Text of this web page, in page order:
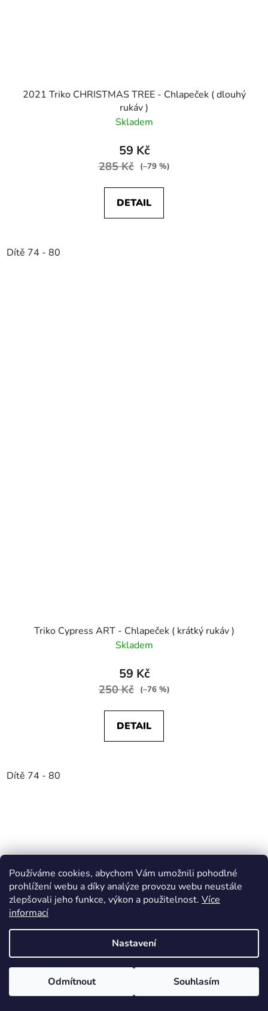
Používáme cookies, abychom Vám umožnili pohodlné
prohlížení webu a díky analýze provozu webu neustále
zlepšovali jeho funkce, výkon a použitelnost. Více
informací
Nastavení
Odmítnout Souhlasím
2021 Triko CHRISTMAS TREE - Chlapeček ( dlouhý
rukáv )
Skladem
59 Kč
285 Kč (–79 %)
DETAIL
Dítě 74 - 80
Triko Cypress ART - Chlapeček ( krátký rukáv )
Skladem
59 Kč
250 Kč (–76 %)
DETAIL
Dítě 74 - 80